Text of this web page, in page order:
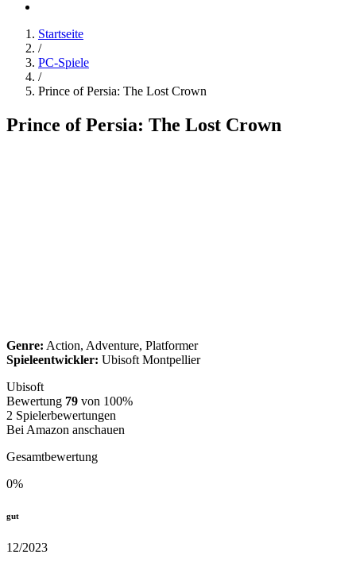
Startseite
/
PC-Spiele
/
Prince of Persia: The Lost Crown
Prince of Persia: The Lost Crown
Genre: Action, Adventure, Platformer
Spieleentwickler: Ubisoft Montpellier
Ubisoft
Bewertung 79 von 100%
2 Spielerbewertungen
Bei Amazon anschauen
Gesamtbewertung
0%
gut
12/2023